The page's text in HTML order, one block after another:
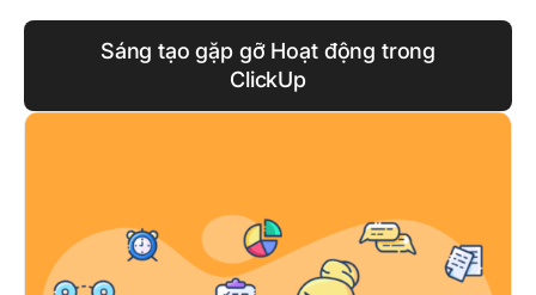
Sáng tạo gặp gỡ Hoạt động trong
ClickUp